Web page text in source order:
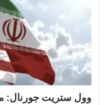
وول ستريت جورنال: